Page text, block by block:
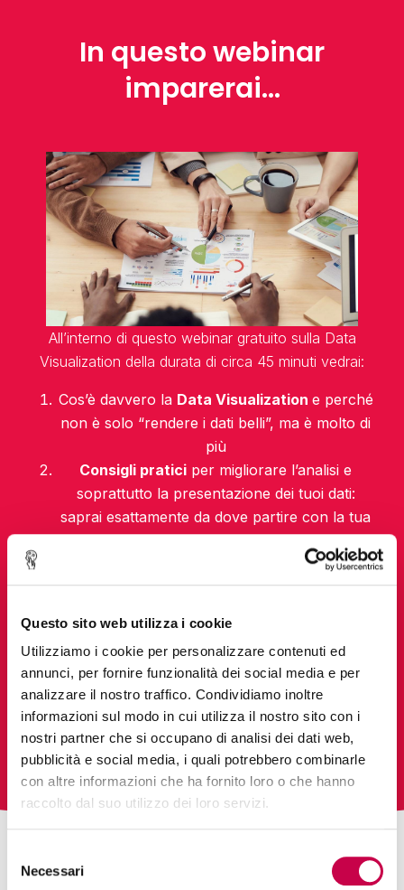
Questo sito web utilizza i cookie
Utilizziamo i cookie per personalizzare contenuti ed
annunci, per fornire funzionalità dei social media e per
analizzare il nostro traffico. Condividiamo inoltre
informazioni sul modo in cui utilizza il nostro sito con i
nostri partner che si occupano di analisi dei dati web,
pubblicità e social media, i quali potrebbero combinarle
con altre informazioni che ha fornito loro o che hanno
raccolto dal suo utilizzo dei loro servizi.
delNecessari
In questo webinar
imparerai...
All’interno di questo webinar gratuito sulla Data
Visualization della durata di circa 45 minuti vedrai:
Cos’è davvero la Data Visualization e perché
non è solo “rendere i dati belli”, ma è molto di
più
Consigli pratici per migliorare l’analisi e
soprattutto la presentazione dei tuoi dati:
saprai esattamente da dove partire con la tua
prossima dashboard
di grafici disponibili per le
dashboard: quali usare per quali obiettivi
ISCRIVITI